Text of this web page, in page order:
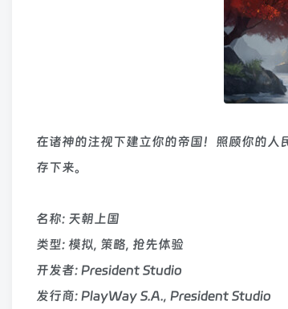
在诸神的注视下建立你的帝国！照顾你的
存下来。
名称: 天朝上国
类型: 模拟, 策略, 抢先体验
开发者: President Studio
发行商: PlayWay S.A., President Studio